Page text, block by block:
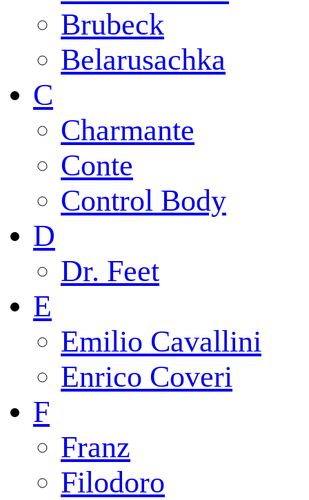
Brubeck
Belarusachka
C
Charmante
Conte
Control Body
D
Dr. Feet
E
Emilio Cavallini
Enrico Coveri
F
Franz
Filodoro